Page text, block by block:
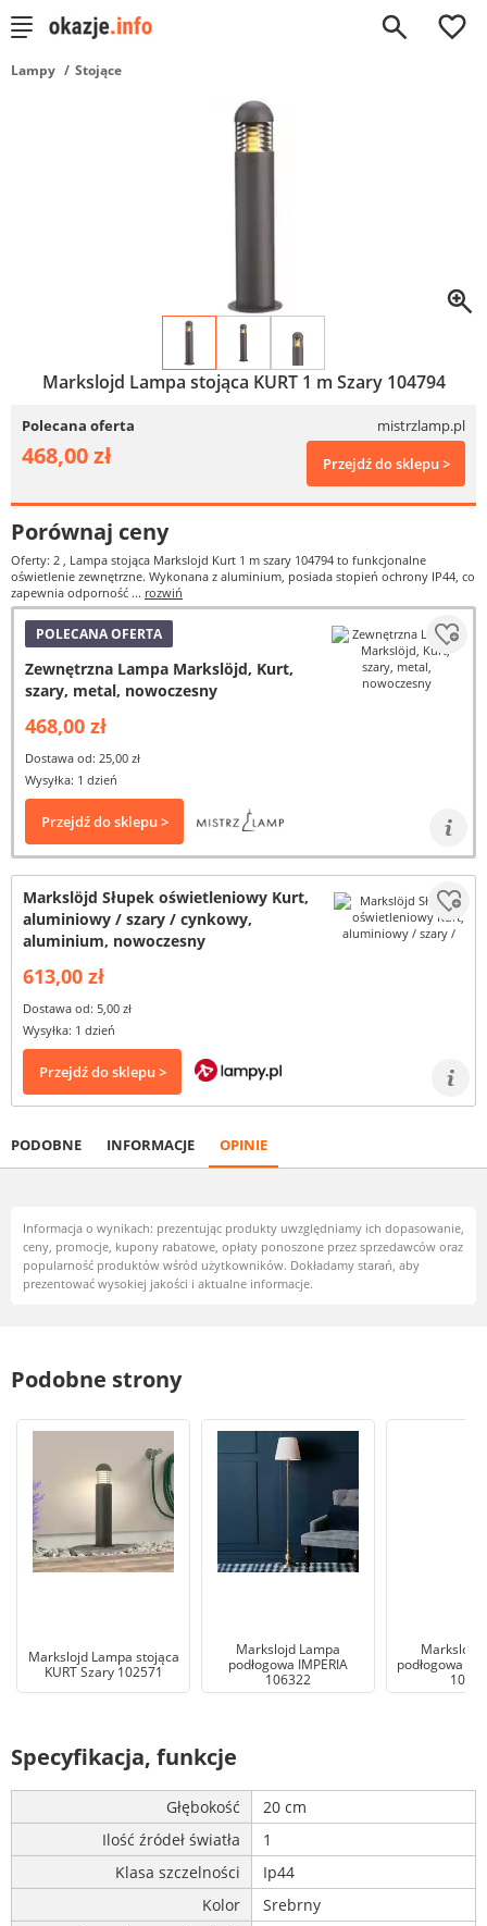
0
Lampy Stojące
Markslojd Lampa stojąca KURT 1 m Szary 104794
Polecana oferta mistrzlamp.pl
468,00 zł Przejdź do sklepu >
Porównaj ceny
Oferty: 2 , Lampa stojąca Markslojd Kurt 1 m szary 104794 to funkcjonalne
oświetlenie zewnętrzne. Wykonana z aluminium, posiada stopień ochrony IP44, co
zapewnia odporność ... rozwiń
POLECANA OFERTA
Zewnętrzna Lampa Markslöjd, Kurt,
szary, metal, nowoczesny
468,00 zł
Dostawa od: 25,00 zł
Wysyłka: 1 dzień
Przejdź do sklepu >
Markslöjd Słupek oświetleniowy Kurt,
aluminiowy / szary / cynkowy,
aluminium, nowoczesny
613,00 zł
Dostawa od: 5,00 zł
Wysyłka: 1 dzień
Przejdź do sklepu >
PODOBNE INFORMACJE OPINIE
Informacja o wynikach: prezentując produkty uwzględniamy ich dopasowanie,
ceny, promocje, kupony rabatowe, opłaty ponoszone przez sprzedawców oraz
popularność produktów wśród użytkowników. Dokładamy starań, aby
prezentować wysokiej jakości i aktualne informacje.
Podobne strony
Markslojd Lampa stojąca
KURT Szary 102571
Markslojd Lampa
podłogowa IMPERIA
106322
Markslojd
podłogowa
Specyfikacja, funkcje
Głębokość
20 cm
Ilość źródeł światła
1
Klasa szczelności
Ip44
Kolor
Srebrny